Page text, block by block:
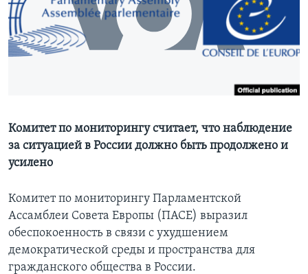
Learning English
Языки
Комитет по мониторингу считает, что наблюдение
за ситуацией в России должно быть продолжено и
усилено
Комитет по мониторингу Парламентской
Ассамблеи Совета Европы (ПАСЕ) выразил
обеспокоенность в связи с ухудшением
демократической среды и пространства для
гражданского общества в России.